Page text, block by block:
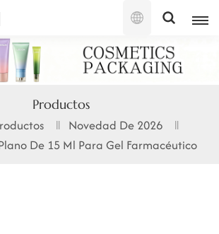
Español
English
français
русский
Productos
Novedad De 2026
De 15 Ml Para Gel Farmacéutico